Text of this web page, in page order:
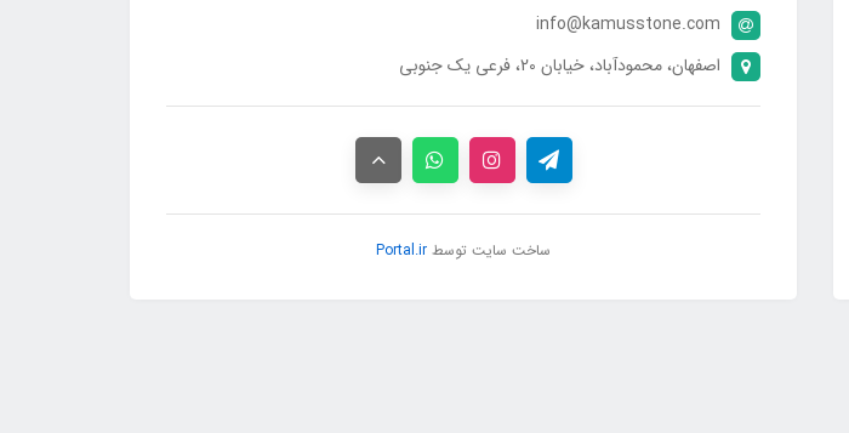
info@kamusstone.com
اصفهان، محمودآباد، خیابان 20، فرعی یک جنوبی
ساخت سایت توسط Portal.ir